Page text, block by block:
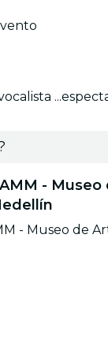
- Museo
- Museo de